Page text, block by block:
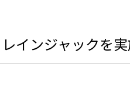
インジャックを